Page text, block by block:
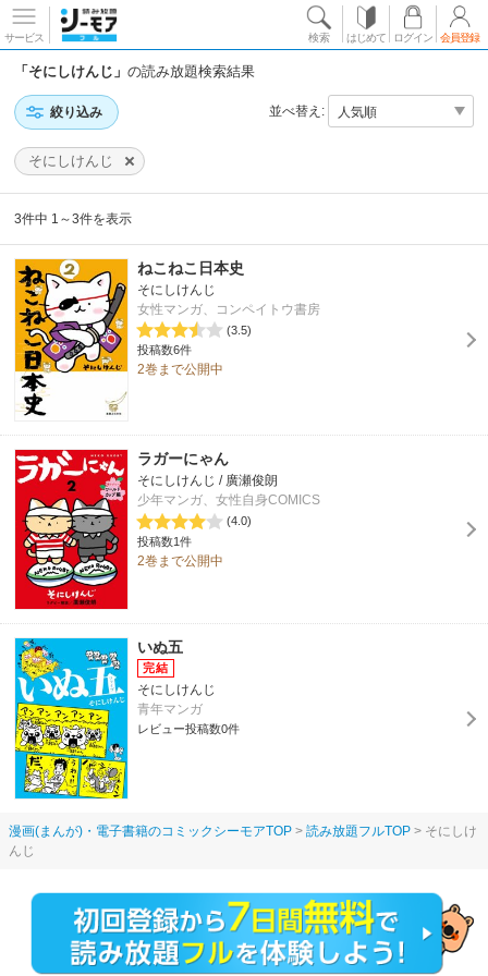
サービス 検索 はじめて ログイン 会員登録
「そにしけんじ」の読み放題検索結果
絞り込み 並べ替え:
そにしけんじ
3件中 1～3件を表示
ねこねこ日本史
そにしけんじ
女性マンガ、コンペイトウ書房
(3.5)
投稿数6件
2巻まで公開中
ラガーにゃん
そにしけんじ / 廣瀬俊朗
少年マンガ、女性自身COMICS
(4.0)
投稿数1件
2巻まで公開中
いぬ五
そにしけんじ
青年マンガ
レビュー投稿数0件
漫画(まんが)・電子書籍のコミックシーモアTOP 読み放題フルTOP
そにしけ
んじ